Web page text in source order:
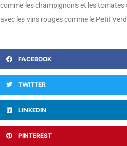
comme les champignons et les
avec les vins rouges comme le Petit
FACEBOOK
TWITTER
LINKEDIN
PINTEREST